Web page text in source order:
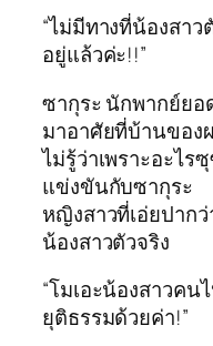
“ไม่มีทางที่น้องสา
อยู่แล้วค่ะ!!”
ซากุระ นักพากย์ย
มาอาศัยที่บ้านของ
ไม่รู้ว่าเพราะอะไ
แข่งขันกับซากุระ
หญิงสาวที่เอ่ยปาก
น้องสาวตัวจริง
“โมเอะน้องสาวค
ยุติธรรมด้วยค่า!”